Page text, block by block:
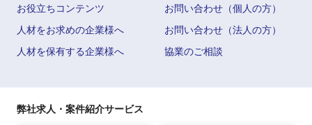
お役立ちコンテンツ
お問い合わせ（個人の方）
人材をお求めの企業様へ
お問い合わせ（法人の方）
人材を保有する企業様へ
協業のご相談
弊社求人・案件紹介サービス